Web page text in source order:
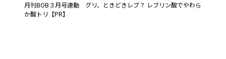
月刊BOB３月号連動 グリ、ときどきレブ？ レブリン酸でやわら
か酸トリ【PR】